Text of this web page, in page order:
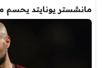
مانشستر يونايتد يحسم